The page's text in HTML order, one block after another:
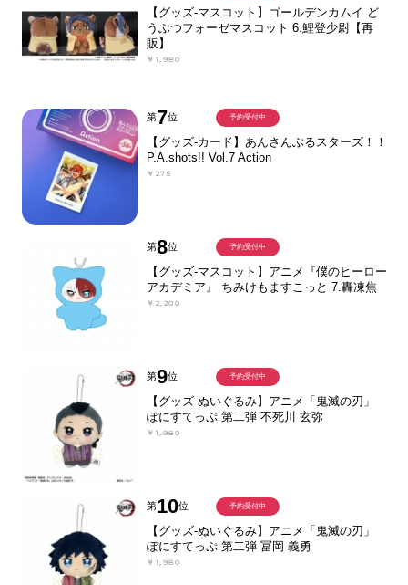
【グッズ-マスコット】ゴールデンカムイ ど
うぶつフォーゼマスコット 6.鯉登少尉【再
販】
￥1,980
第7位
【グッズ-カード】あんさんぶるスターズ！！
P.A.shots!! Vol.7 Action
￥275
予約受付中
第8位
【グッズ-マスコット】アニメ『僕のヒーロー
アカデミア』 ちみけもますこっと 7.轟凍焦
￥2,200
予約受付中
第9位
【グッズ-ぬいぐるみ】アニメ「鬼滅の刃」
ぽにすてっぷ 第二弾 不死川 玄弥
￥1,980
予約受付中
第10位
【グッズ-ぬいぐるみ】アニメ「鬼滅の刃」
ぽにすてっぷ 第二弾 冨岡 義勇
￥1,980
予約受付中